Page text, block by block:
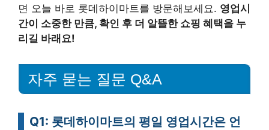
면 오늘 바로 롯데하이마트를 방문해보세요. 영업시
간이 소중한 만큼, 확인 후 더 알뜰한 쇼핑 혜택을 누
리길 바래요!
자주 묻는 질문 Q&A
Q1: 롯데하이마트의 평일 영업시간은 언